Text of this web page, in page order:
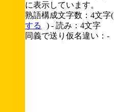
に表示しています。
熟語構成文字数：4文字(
する
) - 読み：4文字
同義で送り仮名違い：-